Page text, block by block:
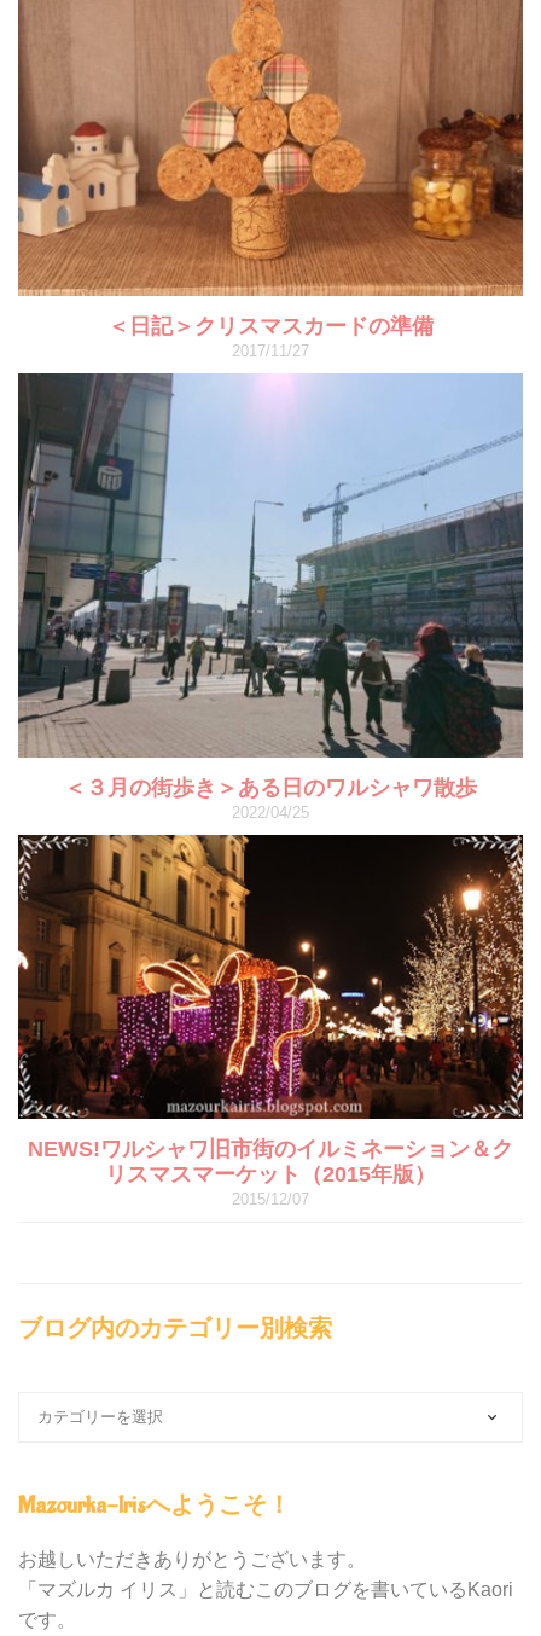
＜日記＞クリスマスカードの準備
2017/11/27
＜３月の街歩き＞ある日のワルシャワ散歩
2022/04/25
NEWS!ワルシャワ旧市街のイルミネーション＆ク
リスマスマーケット（2015年版）
2015/12/07
ブログ内のカテゴリー別検索
の
テ
ゴ
Mazourka-Irisへようこそ！
お越しいただきありがとうございます。
「マズルカ イリス」と読むこのブログを書いているKaori
です。